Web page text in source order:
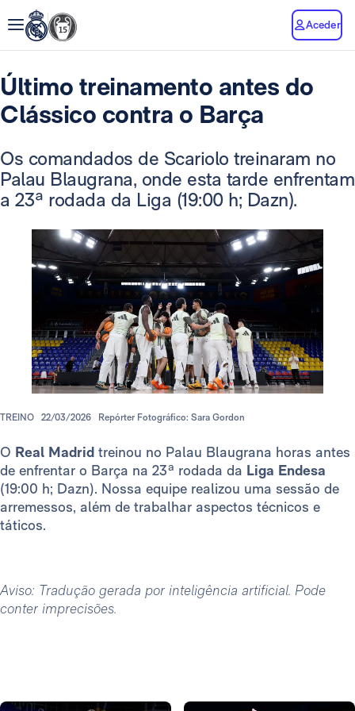
Aceder
Último treinamento antes do
Clássico contra o Barça
Os comandados de Scariolo treinaram no
Palau Blaugrana, onde esta tarde enfrentam
a 23ª rodada da Liga (19:00 h; Dazn).
TREINO 22/03/2026 Repórter Fotográfico: Sara Gordon
O Real Madrid treinou no Palau Blaugrana horas antes
de enfrentar o Barça na 23ª rodada da Liga Endesa
(19:00 h; Dazn). Nossa equipe realizou uma sessão de
arremessos, além de trabalhar aspectos técnicos e
táticos.
Aviso: Tradução gerada por inteligência artificial. Pode
conter imprecisões.